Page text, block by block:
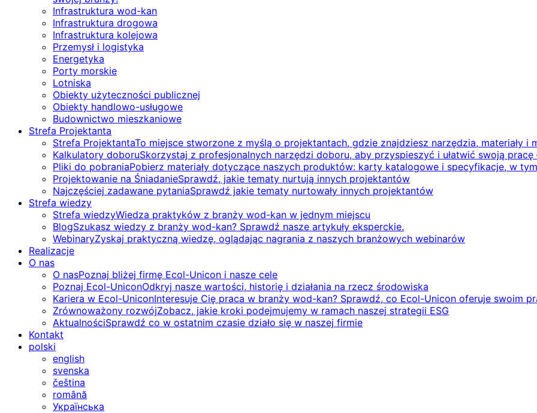
Infrastruktura wod-kan
Infrastruktura drogowa
Infrastruktura kolejowa
Przemysł i logistyka
Energetyka
Porty morskie
Lotniska
Obiekty użyteczności publicznej
Obiekty handlowo-usługowe
Budownictwo mieszkaniowe
Strefa Projektanta
Strefa ProjektantaTo miejsce stworzone z myślą o projektantach, gdzie znajdziesz narzędzia, materiały
Kalkulatory doboruSkorzystaj z profesjonalnych narzędzi doboru, aby przyspieszyć i ułatwić swoją
Pliki do pobraniaPobierz materiały dotyczące naszych produktów: karty katalogowe i specyfikacje, w
Projektowanie na ŚniadanieSprawdź, jakie tematy nurtują innych projektantów
Najczęściej zadawane pytaniaSprawdź jakie tematy nurtowały innych projektantów
Strefa wiedzy
Strefa wiedzyWiedza praktyków z branży wod-kan w jednym miejscu
BlogSzukasz wiedzy z branży wod-kan? Sprawdź nasze artykuły eksperckie.
WebinaryZyskaj praktyczną wiedzę, oglądając nagrania z naszych branżowych webinarów
Realizacje
O nas
O nasPoznaj bliżej firmę Ecol-Unicon i nasze cele
Poznaj Ecol-UniconOdkryj nasze wartości, historię i działania na rzecz środowiska
Kariera w Ecol-UniconInteresuje Cię praca w branży wod-kan? Sprawdź, co Ecol-Unicon oferuje swoim
Zrównoważony rozwójZobacz, jakie kroki podejmujemy w ramach naszej strategii ESG
AktualnościSprawdź co w ostatnim czasie działo się w naszej firmie
Kontakt
polski
english
svenska
čeština
română
Українська